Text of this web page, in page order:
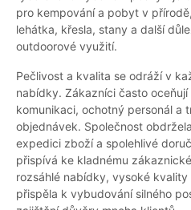
pro kempování a pobyt v
lehátka, křesla, stany a další
outdoorové využití.
Pečlivost a kvalita se odráží v
nabídky. Zákazníci často
komunikaci, ochotný personál a
objednávek. Společnost
expedici zboží a spolehlivé
přispívá ke kladnému
rozsáhlé nabídky, vysoké kvality
přispěla k vybudování silného